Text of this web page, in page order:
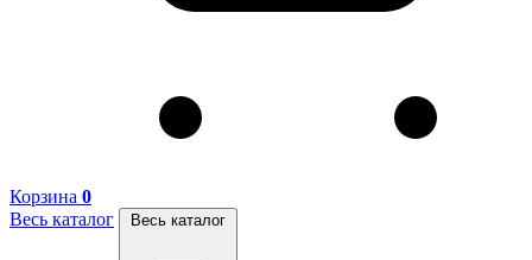
Корзина 0
Весь каталог
Весь каталог